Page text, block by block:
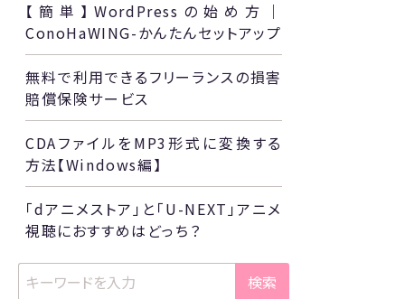
【簡単】WordPressの始め方｜
ConoHaWING-かんたんセットアップ
無料で利用できるフリーランスの損害
賠償保険サービス
CDAファイルをMP3形式に変換する
方法【Windows編】
「dアニメストア」と「U-NEXT」アニメ
視聴におすすめはどっち？
検索